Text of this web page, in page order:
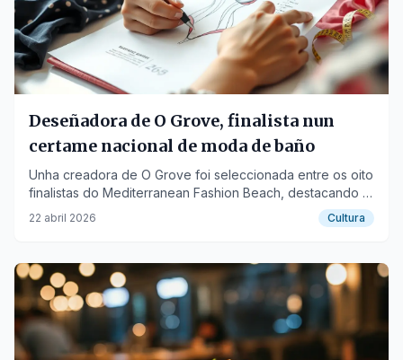
Deseñadora de O Grove, finalista nun
certame nacional de moda de baño
Unha creadora de O Grove foi seleccionada entre os oito
finalistas do Mediterranean Fashion Beach, destacando a
sostibilidade.
22 abril 2026 Cultura